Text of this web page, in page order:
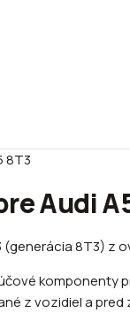
8T3
Audi
8T3) z
komponenty
z vozidiel a